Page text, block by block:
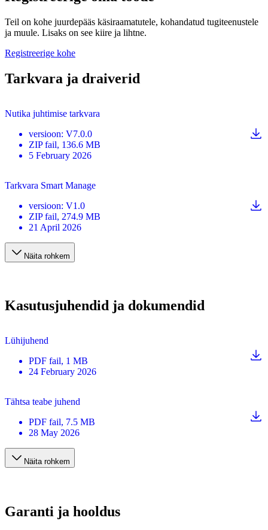
Teil on kohe juurdepääs käsiraamatutele, kohandatud tugiteenustele
ja muule. Lisaks on see kiire ja lihtne.
Registreerige kohe
Tarkvara ja draiverid
Nutika juhtimise tarkvara
versioon: V7.0.0
ZIP fail, 136.6 MB
5 February 2026
Tarkvara Smart Manage
versioon: V1.0
ZIP fail, 274.9 MB
21 April 2026
Näita rohkem
Kasutusjuhendid ja dokumendid
Lühijuhend
PDF fail, 1 MB
24 February 2026
Tähtsa teabe juhend
PDF fail, 7.5 MB
28 May 2026
Näita rohkem
Garanti ja hooldus